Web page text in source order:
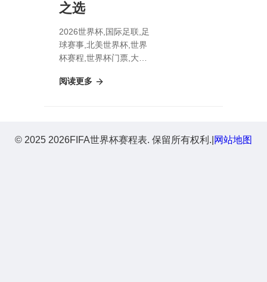
之选
2026世界杯,国际足联,足
球赛事,北美世界杯,世界
杯赛程,世界杯门票,大话
荐：高伤速完美之选
阅读更多
© 2025 2026FIFA世界杯赛程表. 保留所有权利. 网站地图